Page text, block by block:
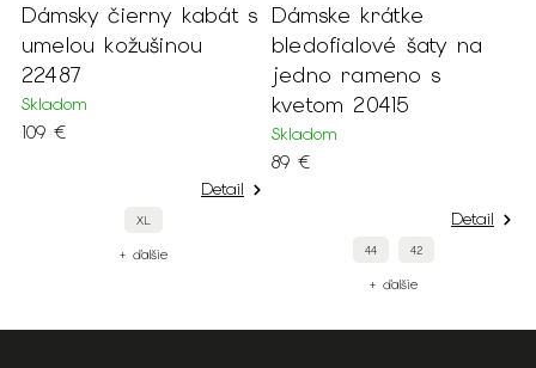
Dámsky čierny kabát s
umelou kožušinou
22487
Skladom
109 €
Detail
XL
+ ďalšie
Dámske krátke
bledofialové šaty na
jedno rameno s
kvetom 20415
Skladom
89 €
Detail
44 42
+ ďalšie